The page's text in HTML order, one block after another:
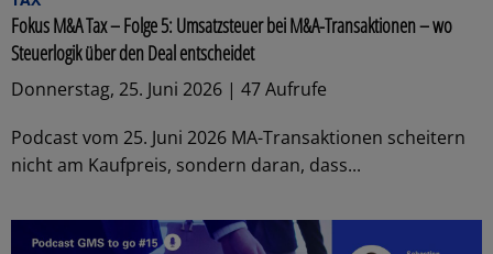
Fokus M&A Tax – Folge 5: Umsatzsteuer bei M&A-Transaktionen – wo
Steuerlogik über den Deal entscheidet
Donnerstag, 25. Juni 2026 | 47 Aufrufe
Podcast vom 25. Juni 2026 MA-Transaktionen scheitern
nicht am Kaufpreis, sondern daran, dass...